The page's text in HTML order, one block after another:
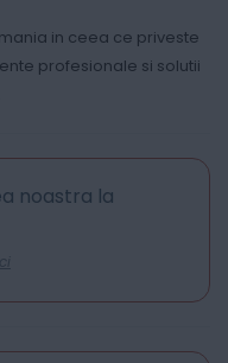
in ceea ce priveste
profesionale si solutii
noastra la